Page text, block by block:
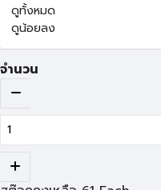
ดูทั้งหมด
ดูน้อยลง
จำนวน